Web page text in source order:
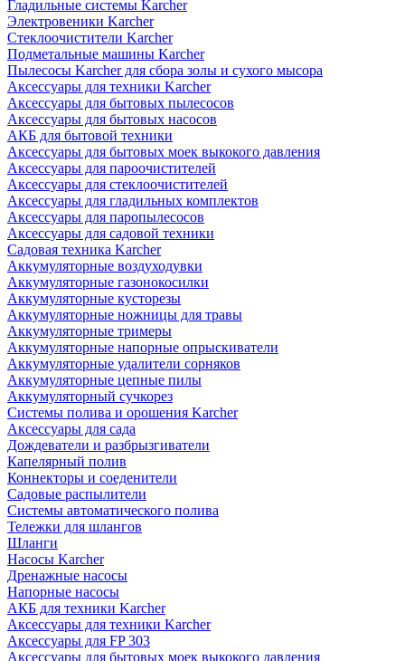
Гладильные системы Karcher
Электровеники Karcher
Стеклоочистители Karcher
Подметальные машины Karcher
Пылесосы Karcher для сбора золы и сухого мысора
Аксессуары для техники Karcher
Аксессуары для бытовых пылесосов
Аксессуары для бытовых насосов
АКБ для бытовой техники
Аксессуары для бытовых моек выкокого давления
Аксессуары для пароочистителей
Аксессуары для стеклоочистителей
Аксессуары для гладильных комплектов
Аксессуары для паропылесосов
Аксессуары для садовой техники
Садовая техника Karcher
Аккумуляторные воздуходувки
Аккумуляторные газонокосилки
Аккумуляторные кусторезы
Аккумуляторные ножницы для травы
Аккумуляторные тримеры
Аккумуляторные напорные опрыскиватели
Аккумуляторные удалители сорняков
Аккумуляторные цепные пилы
Аккумуляторный сучкорез
Системы полива и орошения Karcher
Аксессуары для сада
Дождеватели и разбрызгиватели
Капелярный полив
Коннекторы и соеденители
Садовые распылители
Системы автоматического полива
Тележки для шлангов
Шланги
Насосы Karcher
Дренажные насосы
Напорные насосы
АКБ для техники Karcher
Аксессуары для техники Karcher
Аксессуары для FP 303
Аксессуары для бытовых моек выкокого давления